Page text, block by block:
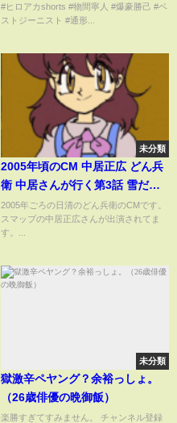
曜夕方5:30放送中
#ヒロアカshorts #物間寧人 #爆豪勝己 #ベ
ストジーニスト #通形...
未分類
2005年頃のCM 中居正広 どん兵
衛 中居さんが行く第3話 雪だる
ま 日清 nissin
2005年ごろの日清のどん兵衛のCMです。
スマップの中居正広さんが出演されてま
す。...
未分類
獄激辛ペヤング？余裕っしょ。
（26歳俳優の晩御飯）
楽勝すぎてすみません。 チャンネル登録